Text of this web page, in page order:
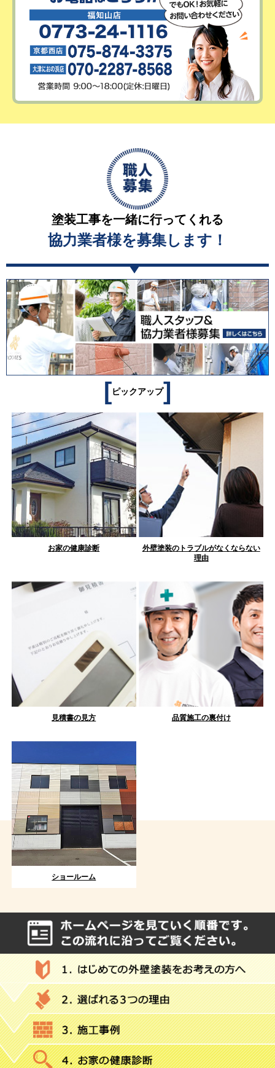
塗装工事を一緒に行ってくれる
協力業者様を募集します！
[ピックアップ]
お家の健康診断
外壁塗装のトラブルがなくならない
理由
見積書の見方 品質施工の裏付け
ショールーム